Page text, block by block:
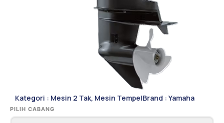
Kategori : Mesin 2 Tak, Mesin TempelBrand :Yamaha
PILIH CABANG